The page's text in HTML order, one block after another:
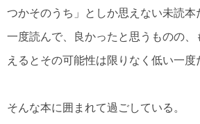
つかそのうち」としか思えない未読本
一度読んで、良かったと思うものの、
えるとその可能性は限りなく低い一度
そんな本に囲まれて過ごしている。